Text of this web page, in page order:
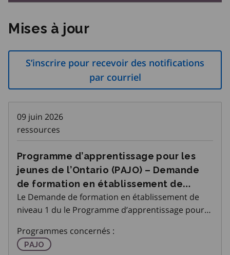
Mises à jour
S’inscrire pour recevoir des notifications
par courriel
09 juin 2026
ressources
Programme d’apprentissage pour les
jeunes de l’Ontario (PAJO) – Demande
de formation en établissement de
niveau 1
Le Demande de formation en établissement de
niveau 1 du le Programme d’apprentissage pour
page PAJO sur l’Espace Partenaires Emploi Ontario
(EPEO).
Programmes concernés :
Programme d'apprentissage pour les jeunes de
PAJO